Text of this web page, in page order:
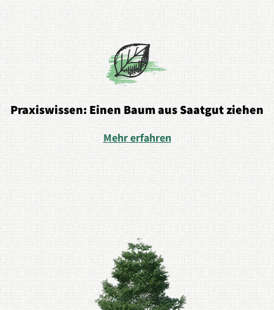
Praxiswissen: Einen Baum aus Saatgut ziehen
Mehr erfahren